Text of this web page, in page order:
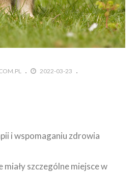
2022-03-23
i wspomaganiu zdrowia
szczególne miejsce w